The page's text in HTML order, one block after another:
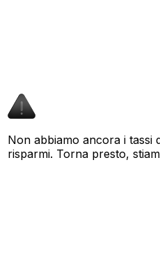
Non abbiamo ancora i tassi
risparmi. Torna presto,